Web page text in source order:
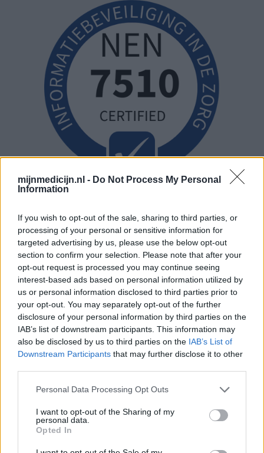
mijnmedicijn.nl - Do Not Process My Personal
Information
If you wish to opt-out of the sale, sharing to third parties, or
processing of your personal or sensitive information for
targeted advertising by us, please use the below opt-out
section to confirm your selection. Please note that after your
opt-out request is processed you may continue seeing
interest-based ads based on personal information utilized by
us or personal information disclosed to third parties prior to
your opt-out. You may separately opt-out of the further
disclosure of your personal information by third parties on the
IAB’s list of downstream participants. This information may
also be disclosed by us to third parties on the IAB’s List of
Downstream Participants that may further disclose it to other
Personal Data Processing Opt Outs
I want to opt-out of the Sharing of my
personal data.
Opted In